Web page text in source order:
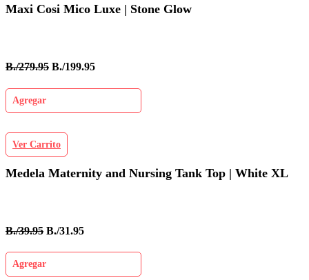
Maxi Cosi Mico Luxe | Stone Glow
B./279.95 B./199.95
Agregar
Ver Carrito
Medela Maternity and Nursing Tank Top | White XL
B./39.95 B./31.95
Agregar